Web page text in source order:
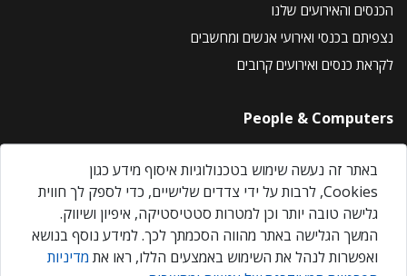
הכנסים והאירועים שלנו
נצפיתם בכנסי ואירועי אנשים ומחשבים
לקראת כנסים ואירועים קרובים
People & Computers
About Us
Privacy Policy
Contact Us
Our Events
באתר זה נעשה שימוש בטכנולוגיות איסוף מידע כגון
Cookies, לרבות על ידי צדדים שלישיים, כדי לספק לך חווית
גלישה טובה יותר וכן למטרות סטטיסטיקה, איפיון ושיווק.
המשך הגלישה באתר מהווה הסכמתך לכך. למידע נוסף בנושא
ואפשרות לנהל את השימוש באמצעים הללו, ראו את מדיניות